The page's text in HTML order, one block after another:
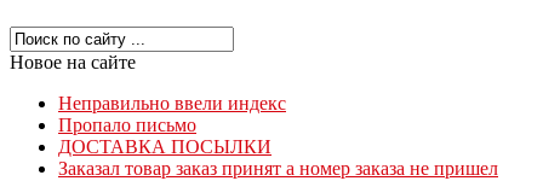
Новое на сайте
Неправильно ввели индекс
Пропало письмо
ДОСТАВКА ПОСЫЛКИ
Заказал товар заказ принят а номер заказа не пришел